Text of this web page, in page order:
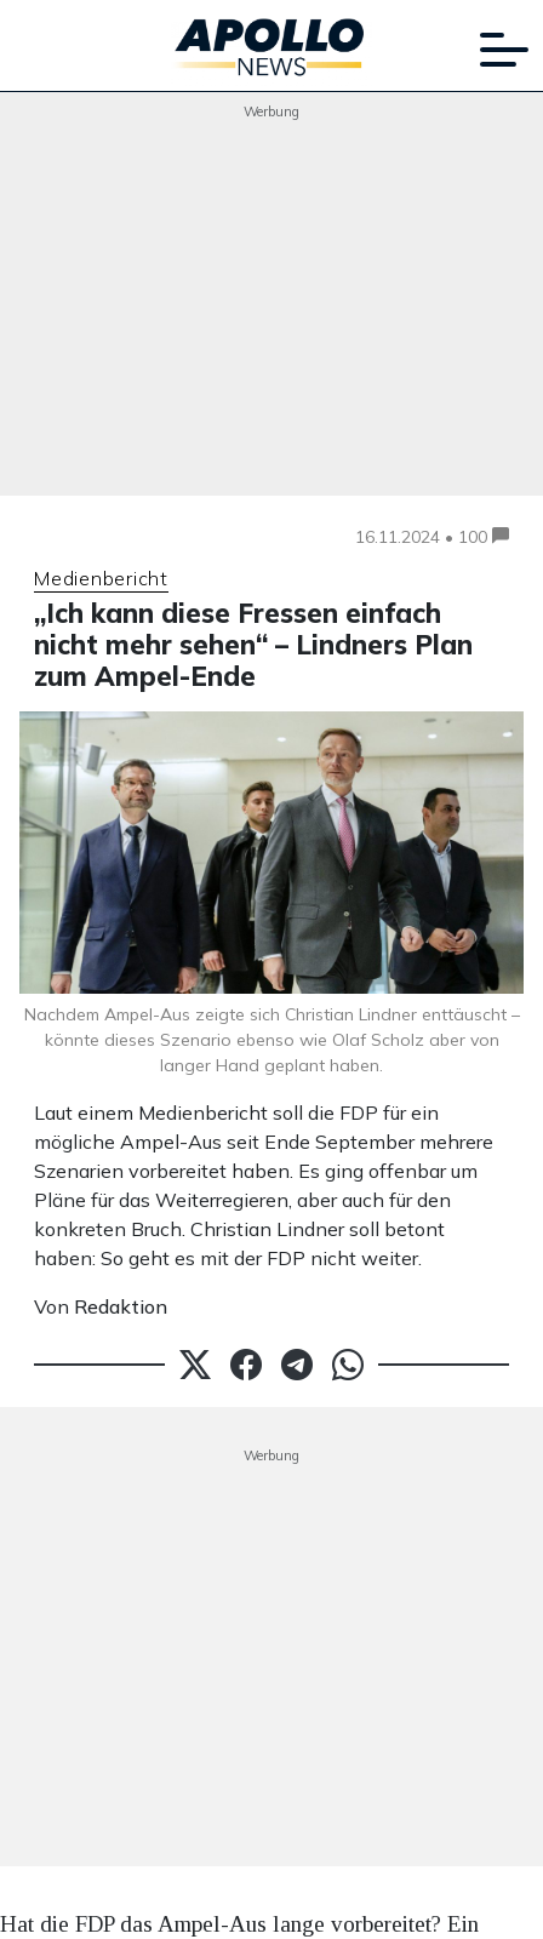
Werbung
16.11.2024 • 100
Medienbericht
„Ich kann diese Fressen einfach
nicht mehr sehen“ – Lindners Plan
zum Ampel-Ende
Laut einem Medienbericht soll die FDP für ein
mögliche Ampel-Aus seit Ende September mehrere
Szenarien vorbereitet haben. Es ging offenbar um
Pläne für das Weiterregieren, aber auch für den
konkreten Bruch. Christian Lindner soll betont
haben: So geht es mit der FDP nicht weiter.
Von Redaktion
Nachdem Ampel-Aus zeigte sich Christian Lindner enttäuscht –
könnte dieses Szenario ebenso wie Olaf Scholz aber von
langer Hand geplant haben.
Werbung
Hat die FDP das Ampel-Aus lange vorbereitet? Ein